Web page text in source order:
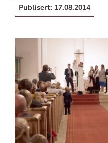
Publisert: 17.08.2014